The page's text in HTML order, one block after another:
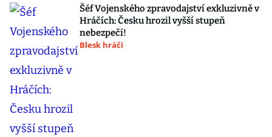
Šéf Vojenského zpravodajství exkluzivně v
Hráčích: Česku hrozil vyšší stupeň
nebezpečí!
Blesk hráči